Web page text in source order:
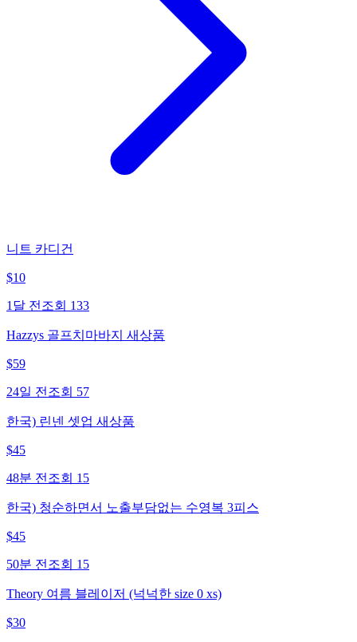
니트 카디건
$10
1달 전 조회 133
Hazzys 골프치마바지 새상품
$59
24일 전 조회 57
한국) 린넨 셋업 새상품
$45
48분 전 조회 15
한국) 청순하면서 노출부담없는 수영복 3피스
$45
50분 전 조회 15
Theory 여름 블레이저 (넉넉한 size 0 xs)
$30